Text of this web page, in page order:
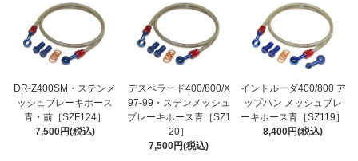
DR-Z400SM・ステンメ
ッシュブレーキホース
青・前［SZF124］
7,500円(税込)
デスペラード400/800/X
97-99・ステンメッシュ
ブレーキホース青［SZ1
20］
7,500円(税込)
イントルーダ400/800 ア
ップハン メッシュブレ
ーキホース青［SZ119］
8,400円(税込)